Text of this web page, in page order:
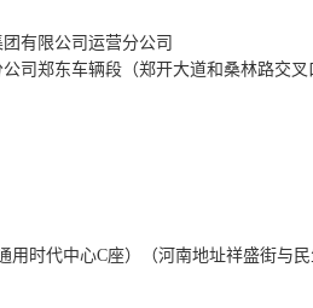
有限公司运营分公司
司 郑东车辆段（郑开大道和桑林路交叉
用时代中心C座）（河南地址祥盛街与民